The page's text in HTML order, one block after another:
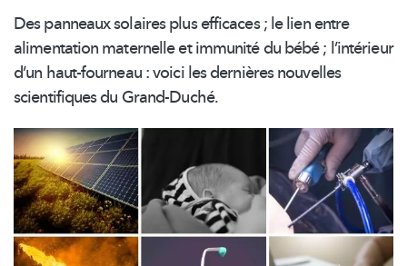
Des panneaux solaires plus efficaces ; le lien entre
alimentation maternelle et immunité du bébé ; l’intérieur
d’un haut-fourneau : voici les dernières nouvelles
scientifiques du Grand-Duché.